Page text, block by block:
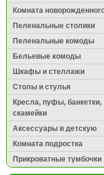
Комната
Пеленальные столики
Пеленальные комоды
Бельевые комоды
Шкафы и стеллажи
Столы и стулья
Кресла, пуфы, банкетки,
скамейки
Аксессуары в детскую
Комната подростка
Прикроватные тумбочки